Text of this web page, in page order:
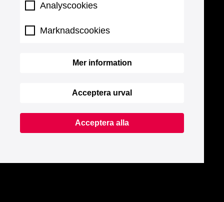
Analyscookies
Marknadscookies
Mer information
Acceptera urval
Acceptera alla